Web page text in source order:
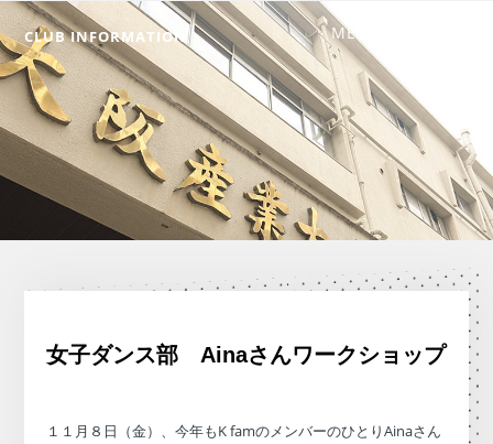
CLUB INFORMATION
女子ダンス部 Ainaさんワークショップ
１１月８日（金）、今年もK famのメンバーのひとりAinaさん